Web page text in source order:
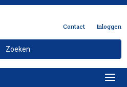
Contact Inloggen